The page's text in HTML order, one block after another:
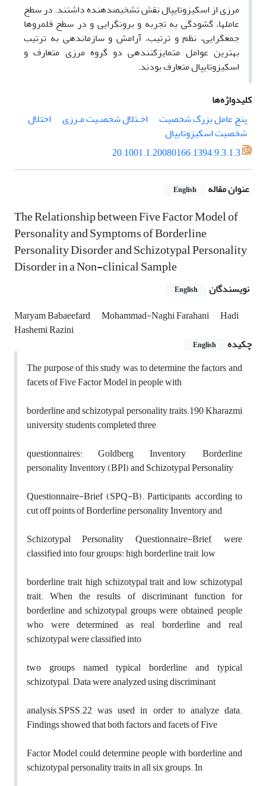
مرزی از اسکیزوتایپال نقش تشخیصدهنده داشتند. در سطح
عاملها، گشودگی به تجربه و برونگرایی و در سطح قلمروها
جمعگرایی، نظم و ترتیب، آرامش و سازماندهی به ترتیب
بهترین عوامل متمایزکنندهی دو گروه مرزی متعارف و
اسکیزوتایپال متعارف بودند.
کلیدواژه‌ها
پنج عامل بزرگ شخصیت
اخـتلال شخصـیت مـرزی
اختلال
شخصیت اسکیزوتایپال
20.1001.1.20080166.1394.9.3.1.3
عنوان مقاله English
The Relationship between Five Factor Model of
Personality and Symptoms of Borderline
Personality Disorder and Schizotypal Personality
Disorder in a Non-clinical Sample
نویسندگان English
Maryam Babaeefard Mohammad-Naghi Farahani
Hadi
Hashemi Razini
چکیده
English
The purpose of this study was to determine the factors and
facets of Five Factor Model in people with
borderline and schizotypal personality traits.190 Kharazmi
university students completed three
questionnaires: Goldberg Inventory, Borderline
personality Inventory (BPI) and Schizotypal Personality
Questionnaire-Brief (SPQ-B). Participants, according to
cut off points of Borderline personality Inventory and
Schizotypal Personality Questionnaire-Brief, were
classified into four groups: high borderline trait, low
borderline trait, high schizotypal trait and low schizotypal
trait. When the results of discriminant function for
borderline and schizotypal groups were obtained, people
who were determined as real borderline and real
schizotypal were classified into
two groups named typical borderline and typical
schizotypal. Data were analyzed using discriminant
analysis.SPSS.22 was used in order to analyze data.
Findings showed that both factors and facets of Five
Factor Model could determine people with borderline and
schizotypal personality traits in all six groups. In